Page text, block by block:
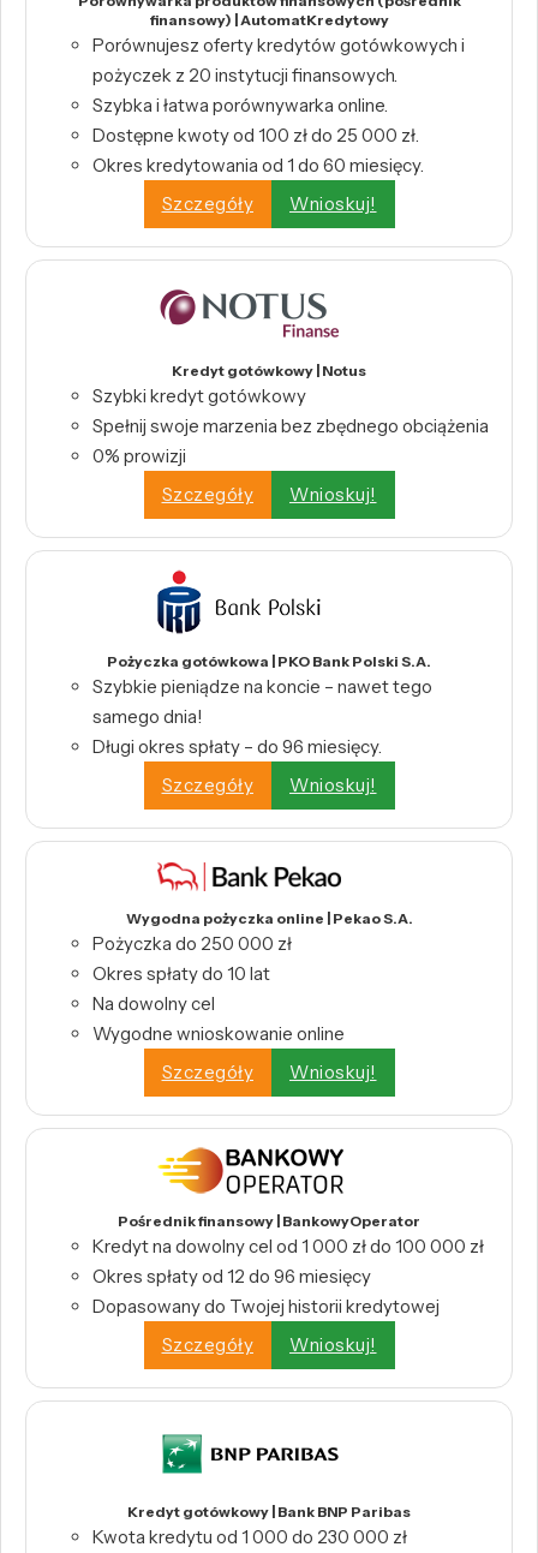
finansowy) | AutomatKredytowy
Porównujesz oferty kredytów gotówkowych i
pożyczek z 20 instytucji finansowych.
Szybka i łatwa porównywarka online.
Dostępne kwoty od 100 zł do 25 000 zł.
Okres kredytowania od 1 do 60 miesięcy.
Szczegóły
Wnioskuj!
Kredyt gotówkowy | Notus
Szybki kredyt gotówkowy
Spełnij swoje marzenia bez zbędnego obciążenia
0% prowizji
Szczegóły
Wnioskuj!
Pożyczka gotówkowa | PKO Bank Polski S.A.
Szybkie pieniądze na koncie – nawet tego
samego dnia!
Długi okres spłaty – do 96 miesięcy.
Szczegóły
Wnioskuj!
Wygodna pożyczka online | Pekao S.A.
Pożyczka do 250 000 zł
Okres spłaty do 10 lat
Na dowolny cel
Wygodne wnioskowanie online
Szczegóły
Wnioskuj!
Pośrednik finansowy | BankowyOperator
Kredyt na dowolny cel od 1 000 zł do 100 000 zł
Okres spłaty od 12 do 96 miesięcy
Dopasowany do Twojej historii kredytowej
Szczegóły
Wnioskuj!
Kredyt gotówkowy | Bank BNP Paribas
Kwota kredytu od 1 000 do 230 000 zł